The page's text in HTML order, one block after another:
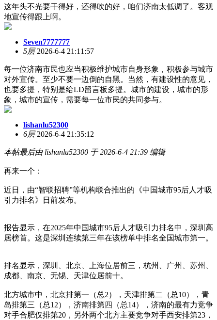
这年头不光要干得好，还得吹的好，咱们济南太低调了。客观
地宣传得跟上啊。
Seven7777777
5层2026-6-4 21:11:57
每一位济南市民也应当积极维护城市自身形象，积极参与城市
对外宣传。至少不要一边倒的自黑。当然，有建设性的意见，
也要多提，特别是给LD留言板多提。城市的建设，城市的形
象，城市的宣传，需要每一位市民的共同参与。
lishanlu52300
6层2026-6-4 21:35:12
本帖最后由 lishanlu52300 于 2026-6-4 21:39 编辑
再来一个：
近日，由“智联招聘”等机构联合推出的《中国城市95后人才吸
引力排名》日前发布。
报告显示，在2025年中国城市95后人才吸引力排名中，深圳高
居榜首。这是深圳连续第三年在该榜单中排名全国城市第一。
排名显示，深圳、北京、上海位居前三，杭州、广州、苏州、
成都、南京、无锡、天津位居前十。
北方城市中，北京排第一（总2），天津排第二（总10），青
岛排第三（总12），济南排第四（总14），济南的最有力竞争
对手合肥仅排第20，另外两个北方主要竞争对手西安排第23，